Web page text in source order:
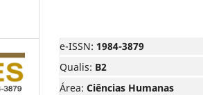
e-ISSN: 1984-3879
Qualis: B2
Área: Ciências Humanas